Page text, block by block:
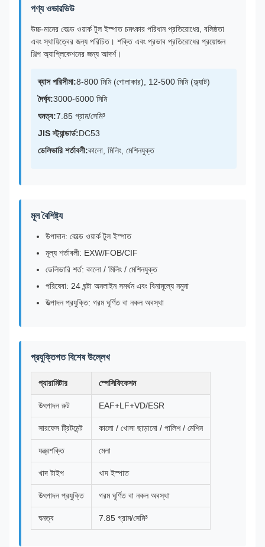
পণ্য ওভারভিউ
উচ্চ-মানের কোল্ড ওয়ার্ক টুল ইস্পাত চমৎকার পরিধান প্রতিরোধের, বলিষ্ঠতা
এবং স্থায়িত্বের জন্য পরিচিত। শক্তি এবং প্রভাব প্রতিরোধের প্রয়োজন
শিল্প অ্যাপ্লিকেশনের জন্য আদর্শ।
ব্যাস পরিসীমা:8-800 মিমি (গোলাকার), 12-500 মিমি (ফ্ল্যাট)
দৈর্ঘ্য:3000-6000 মিমি
ঘনত্ব:7.85 গ্রাম/সেমি³
JIS স্ট্যান্ডার্ড:DC53
ডেলিভারি শর্তাবলী:কালো, মিলিং, মেশিনযুক্ত
মূল বৈশিষ্ট্য
উপাদান: কোল্ড ওয়ার্ক টুল ইস্পাত
মূল্য শর্তাবলী: EXW/FOB/CIF
ডেলিভারি শর্ত: কালো / মিলিং / মেশিনযুক্ত
পরিষেবা: 24 ঘন্টা অনলাইন সমর্থন এবং বিনামূল্যে নমুনা
উত্পাদন প্রযুক্তি: গরম ঘূর্ণিত বা নকল অবস্থা
প্রযুক্তিগত বিশেষ উল্লেখ
প্যারামিটার স্পেসিফিকেশন
উৎপাদন রুট EAF+LF+VD/ESR
সারফেস ট্রিটমেন্ট কালো / খোসা ছাড়ানো / পালিশ / মেশিন
যন্ত্রশক্তি মেলা
খাদ টাইপ খাদ ইস্পাত
উৎপাদন প্রযুক্তি গরম ঘূর্ণিত বা নকল অবস্থা
ঘনত্ব 7.85 গ্রাম/সেমি³